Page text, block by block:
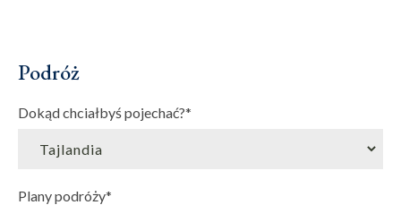
Podróż
Dokąd chciałbyś pojechać?*
Plany podróży*